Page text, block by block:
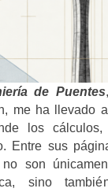
de Puentes
me ha llevado
los
Entre sus
no son
sino